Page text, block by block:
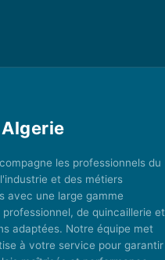
les professionnels du
et des métiers
avec une large gamme
de quincaillerie et
adaptées. Notre équipe met
à votre service pour garantir